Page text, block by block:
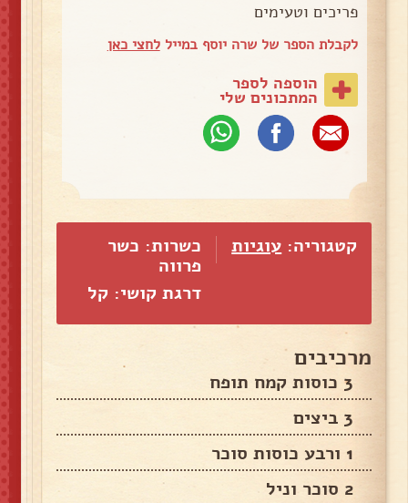
פריכים וטעימים
לקבלת הספר של שרה יוסף במייללחצי כאן
הוספה לספר
המתכונים שלי
קטגוריה: עוגיות
כשרות: כשר
פרווה
דרגת קושי: קל
מרכיבים
3 כוסות קמח תופח
3 ביצים
1 ורבע כוסות סוכר
2 סוכר וניל